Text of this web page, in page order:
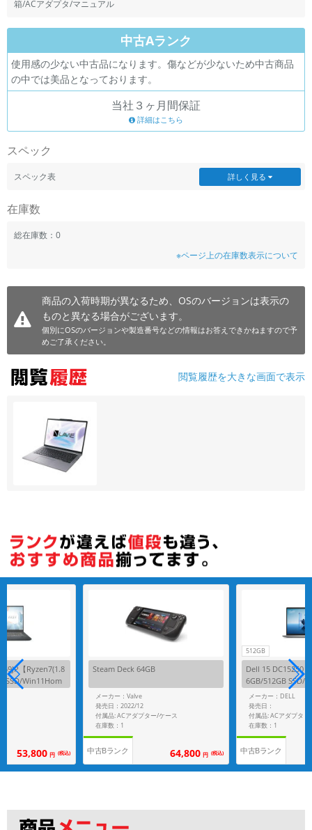
箱/ACアダプタ/マニュアル
中古Aランク
使用感の少ない中古品になります。傷などが少ないため中古商品
の中では美品となっております。
当社３ヶ月間保証
詳細はこちら
スペック
スペック表 詳しく見る
在庫数
総在庫数：0
※ページ上の在庫数表示について
商品の入荷時期が異なるため、OSのバージョンは表示の
ものと異なる場合がございます。
個別にOSのバージョンや製造番号などの情報はお答えできかねますので予
めご了承ください。
閲覧履歴を大きな画面で表示
【Ryzen7(1.8
SSD/Win11Hom
53,800 円 (税込)
Steam Deck 64GB
メーカー：Valve
発売日：2022/12
付属品: ACアダプター/ケース
在庫数：1
中古Bランク 64,800 円 (税込)
512GB
Dell 15 DC15250
6GB/512GB SSD/
メーカー：DELL
発売日：
付属品: ACアダプタ
在庫数：1
中古Bランク